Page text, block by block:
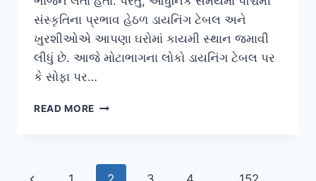
સંસ્કૃતિના પ્રભાવ હેઠળ ડાયનિંગ ટેબલ અને
ખુરશીઓએ આપણા ઘરોમાં કાયમી સ્થાન જમાવી
લીધું છે. આજે મોટાભાગના લોકો ડાયનિંગ ટેબલ પર
કે સોફા પર…
READ MORE ડાયનિંગ
પર